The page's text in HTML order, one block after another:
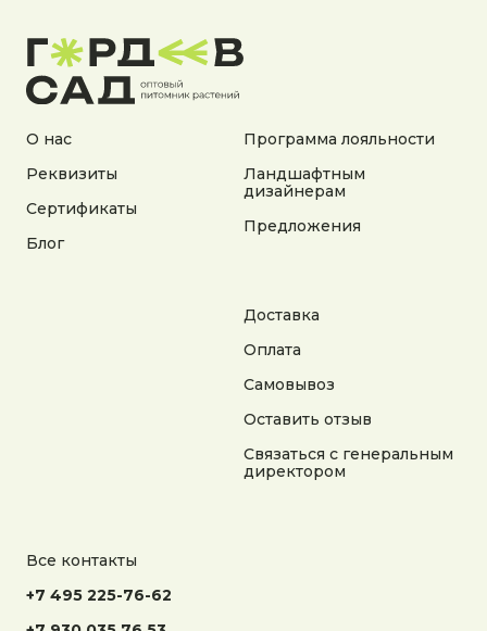
О нас
Реквизиты
Сертификаты
Блог
Программа лояльности
Ландшафтным
дизайнерам
Предложения
Доставка
Оплата
Самовывоз
Оставить отзыв
Связаться с генеральным
директором
Все контакты
+7 495 225-76-62
© 2025 Гордеев Сад. Все права защищены
на сайте носит справочный характер
Согласие на обработку персональных данных
Согласие на получение рекламной информации